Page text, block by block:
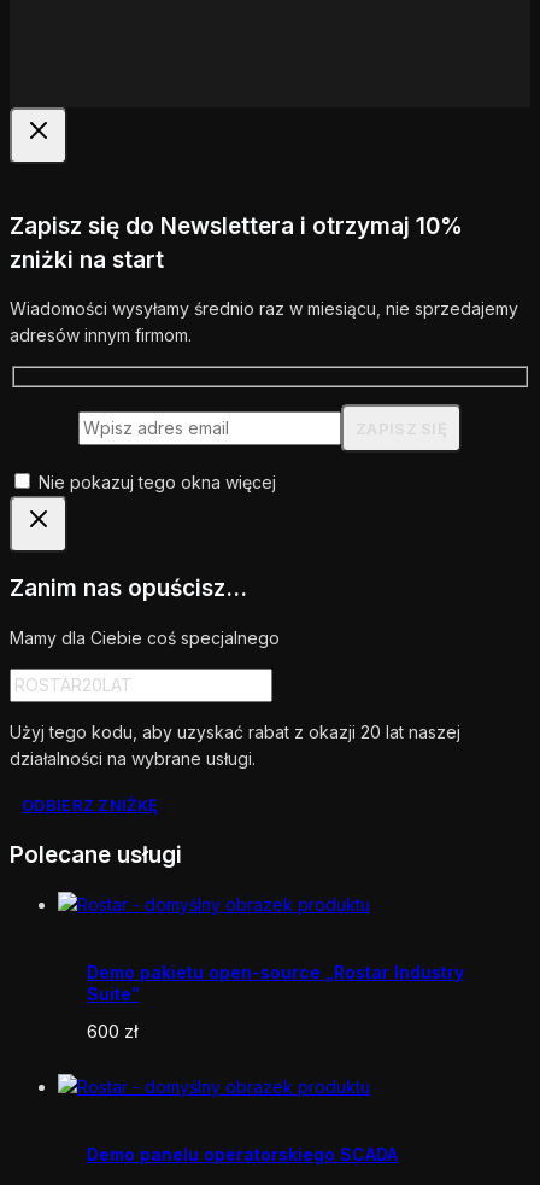
Zapisz się do Newslettera i otrzymaj 10%
zniżki na start
Wiadomości wysyłamy średnio raz w miesiącu, nie sprzedajemy
adresów innym firmom.
Nie pokazuj tego okna więcej
Zanim nas opuścisz...
Mamy dla Ciebie coś specjalnego
Użyj tego kodu, aby uzyskać rabat z okazji 20 lat naszej
działalności na wybrane usługi.
ODBIERZ ZNIŻKĘ
Polecane usługi
Demo pakietu open-source „Rostar Industry
Suite”
600 zł
Demo panelu operatorskiego SCADA